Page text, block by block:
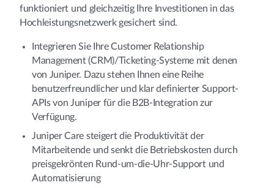
funktioniert und gleichzeitig Ihre Investitionen in das
Hochleistungsnetzwerk gesichert sind.
Integrieren Sie Ihre Customer Relationship
Management (CRM)/Ticketing-Systeme mit denen
von Juniper. Dazu stehen Ihnen eine Reihe
benutzerfreundlicher und klar definierter Support-
APIs von Juniper für die B2B-Integration zur
Verfügung.
Juniper Care steigert die Produktivität der
Mitarbeitende und senkt die Betriebskosten durch
preisgekrönten Rund-um-die-Uhr-Support und
Automatisierung